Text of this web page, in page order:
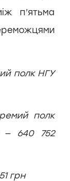
п’ятьма
полк НГУ
полк
— 640 752
грн